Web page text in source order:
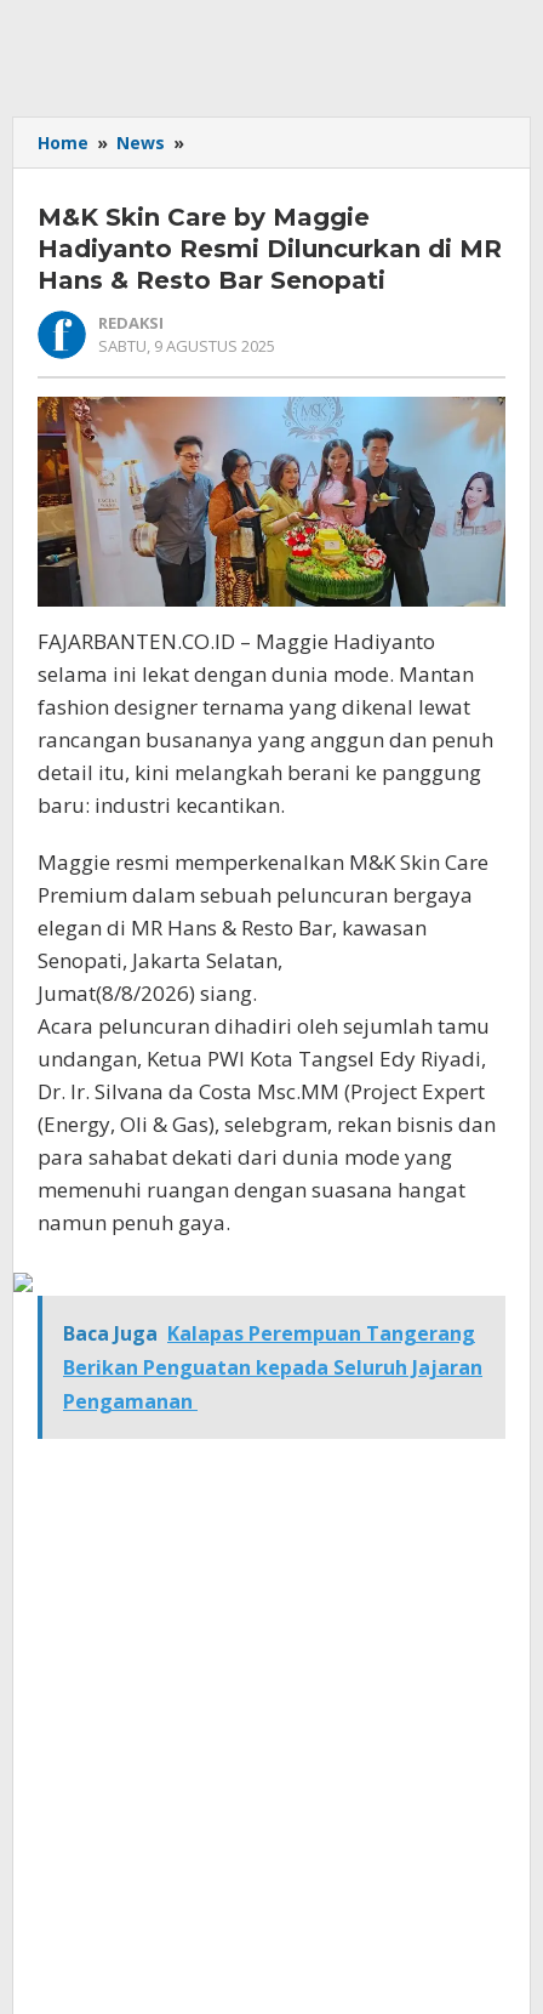
Home » News »
Skin
by
Maggie
Hadiyanto
Resmi
di
MR
Hans
Resto
Bar
Senopati
M&K Skin Care by Maggie
Hadiyanto Resmi Diluncurkan di MR
Hans & Resto Bar Senopati
REDAKSI
SABTU, 9 AGUSTUS 2025
FAJARBANTEN.CO.ID – Maggie Hadiyanto
selama ini lekat dengan dunia mode. Mantan
fashion designer ternama yang dikenal lewat
rancangan busananya yang anggun dan penuh
detail itu, kini melangkah berani ke panggung
baru: industri kecantikan.
Maggie resmi memperkenalkan M&K Skin Care
Premium dalam sebuah peluncuran bergaya
elegan di MR Hans & Resto Bar, kawasan
Senopati, Jakarta Selatan,
Jumat(8/8/2026) siang.
Acara peluncuran dihadiri oleh sejumlah tamu
undangan, Ketua PWI Kota Tangsel Edy Riyadi,
Dr. Ir. Silvana da Costa Msc.MM (Project Expert
(Energy, Oli & Gas), selebgram, rekan bisnis dan
para sahabat dekati dari dunia mode yang
memenuhi ruangan dengan suasana hangat
namun penuh gaya.
Baca Juga Kalapas Perempuan Tangerang
Berikan Penguatan kepada Seluruh Jajaran
Pengamanan